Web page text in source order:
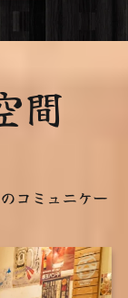
間
コミュニケー